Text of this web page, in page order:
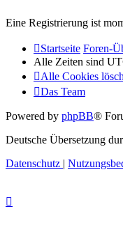
Eine Registrierung ist
Startseite Foren-
Alle Zeiten sind
Alle Cookies
Das Team
Powered by phpBB®
Deutsche Übersetzung
Datenschutz |